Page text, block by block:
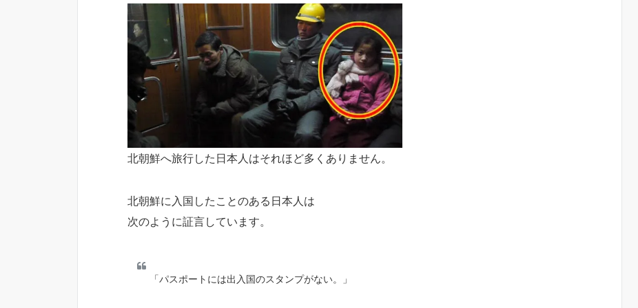
北朝鮮へ旅行した日本人はそれほど多くありません。
北朝鮮に入国したことのある日本人は
次のように証言しています。
「パスポートには出入国のスタンプがない。」